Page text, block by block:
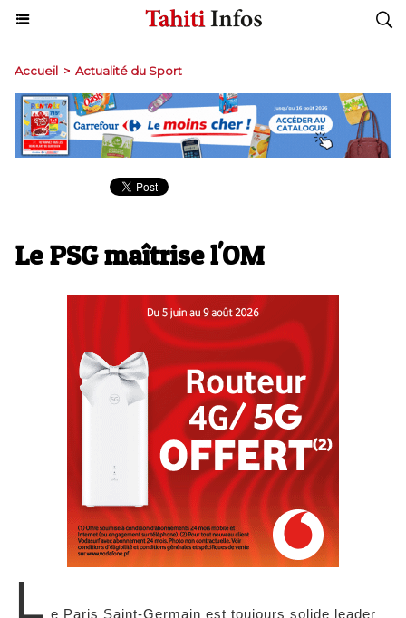
Accueil > Actualité du Sport
Le PSG maîtrise l'OM
L e Paris Saint-Germain est toujours solide leader